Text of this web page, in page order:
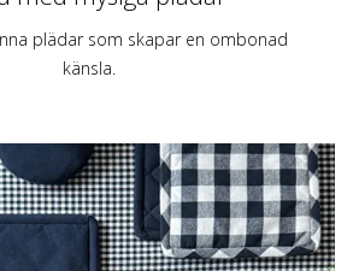
plädar som skapar en ombonad
känsla.